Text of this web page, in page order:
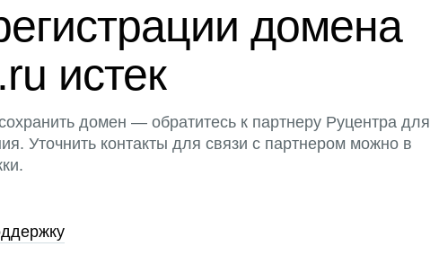
домена
истек
домен — обратитесь к партнеру Руцентра для
Уточнить контакты для связи с партнером можно в